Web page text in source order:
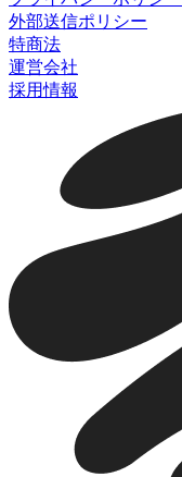
外部送信ポリシー
特商法
運営会社
採用情報